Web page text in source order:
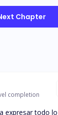
Chapter
completion
expresar todo